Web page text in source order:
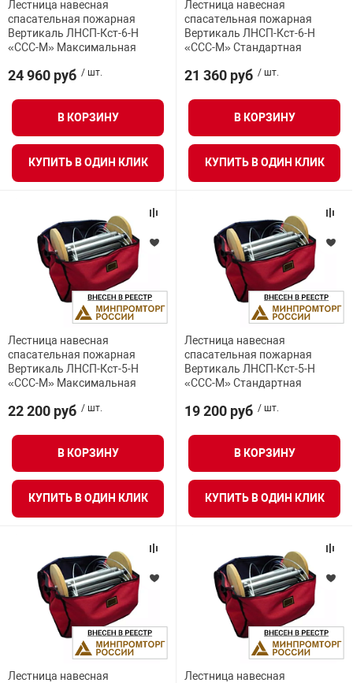
техника
информации
средства охраны
сигнализации
безопасность
оборудование
Лестница навесная
спасательная пожарная
Вертикаль ЛНСП-Кст-6-Н
«ССС-М» Максимальная
24 960 руб / шт.
В КОРЗИНУ
КУПИТЬ В ОДИН КЛИК
Лестница навесная
спасательная пожарная
Вертикаль ЛНСП-Кст-6-Н
«ССС-М» Стандартная
21 360 руб / шт.
В КОРЗИНУ
КУПИТЬ В ОДИН КЛИК
Лестница навесная
спасательная пожарная
Вертикаль ЛНСП-Кст-5-Н
«ССС-М» Максимальная
22 200 руб / шт.
В КОРЗИНУ
КУПИТЬ В ОДИН КЛИК
Лестница навесная
спасательная пожарная
Вертикаль ЛНСП-Кст-5-Н
«ССС-М» Стандартная
19 200 руб / шт.
В КОРЗИНУ
КУПИТЬ В ОДИН КЛИК
Лестница навесная
Лестница навесная